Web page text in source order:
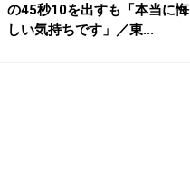
の45秒10を出すも「本当に悔
しい気持ちです」／東...